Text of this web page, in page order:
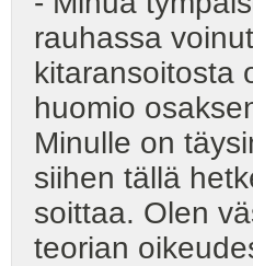
rauhassa
kitaransoitosta
huomio
Minulle on
siihen tällä
soittaa. Olen
teorian